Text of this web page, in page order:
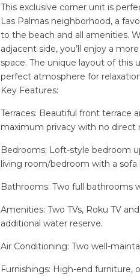
This exclusive corner unit is
Las Palmas neighborhood, a
to the beach and all amenities.
adjacent side, you’ll enjoy a
space. The unique layout of this
perfect atmosphere for
Key Features:
Terraces: Beautiful front terrace
maximum privacy with no direct
Bedrooms: Loft-style bedroom
living room/bedroom with a sofa
Bathrooms: Two full bathrooms
Amenities: Two TVs, Roku TV
additional water reserve.
Air Conditioning: Two well-
Furnishings: High-end furniture,